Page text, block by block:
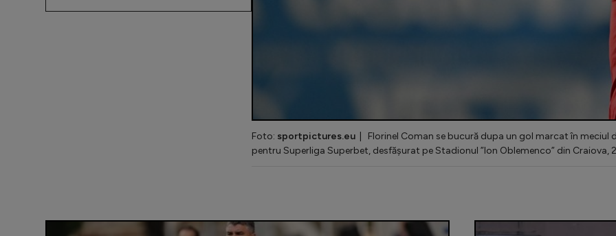
Foto: sportpictures.eu | Florinel Coman se bucură dupa un gol marcat în meciul
pentru Superliga Superbet, desfășurat pe Stadionul ”Ion Oblemenco” din Craiova,